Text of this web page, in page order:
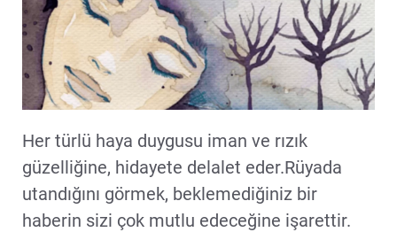
Her türlü haya duygusu iman ve rızık
güzelliğine, hidayete delalet eder.Rüyada
utandığını görmek, beklemediğiniz bir
haberin sizi çok mutlu edeceğine işarettir.